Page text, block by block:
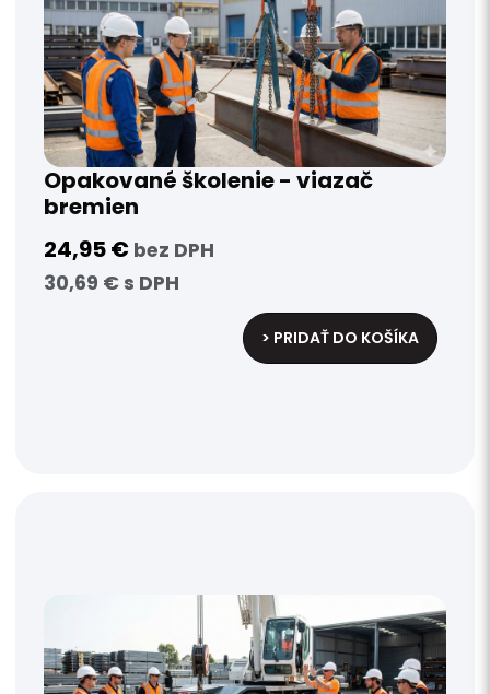
Opakované školenie - viazač
bremien
24,95 € bez DPH
30,69 € s DPH
> PRIDAŤ DO KOŠÍKA